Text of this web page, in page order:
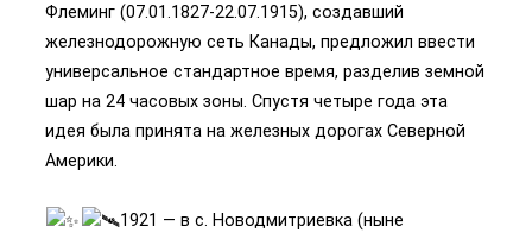
Флеминг (07.01.1827-22.07.1915), создавший
железнодорожную сеть Канады, предложил ввести
универсальное стандартное время, разделив земной
шар на 24 часовых зоны. Спустя четыре года эта
идея была принята на железных дорогах Северной
Америки.
1921 — в с. Новодмитриевка (ныне